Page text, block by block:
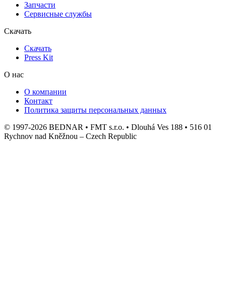
Запчасти
Сервисные службы
Скачать
Скачать
Press Kit
О нас
О компании
Контакт
Политика защиты персональных данных
© 1997-2026 BEDNAR • FMT s.r.o. • Dlouhá Ves 188 • 516 01
Rychnov nad Kněžnou – Czech Republic